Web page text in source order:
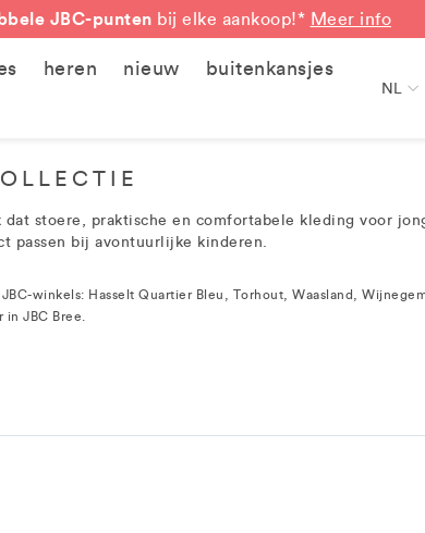
JBC-punten bij elke aankoop!* Meer info
heren nieuw buitenkansjes
NL
stoere, praktische en comfortabele kleding voor
passen bij avontuurlijke kinderen.
winkels: Hasselt Quartier Bleu, Torhout, Waasland,
in JBC Bree.